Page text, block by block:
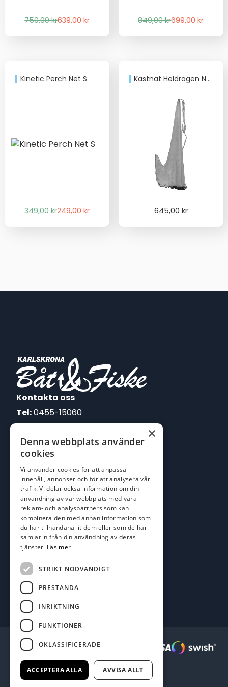
750,00krDet
639,00kr
Det
849,00krDet
699,00kr
Det
Kinetic Perch Net S
349,00krDet
249,00kr
Det
Kastnät Heldragen Nylon
645,00 kr
Kontakta oss
Tel:0455-15060
E-post:
johan@batofiske.se
kim@batofiske.se
Adress
Karlskrona Båt & Fiske AB
Lallerstedts gata 4
371 54 Karlskrona
Följ oss
Facebook
Säkra betalningar :
×
Denna webbplats använder
cookies
Vi använder cookies för att anpassa
innehåll, annonser och för att analysera vår
trafik. Vi delar också information om din
användning av vår webbplats med våra
reklam- och analyspartners som kan
kombinera den med annan information som
du har tillhandahållit dem eller som de har
samlat in från din användning av deras
tjänster. Läs mer
STRIKT NÖDVÄNDIGT
PRESTANDA
INRIKTNING
FUNKTIONER
OKLASSIFICERADE
ACCEPTERA ALLA AVVISA ALLT